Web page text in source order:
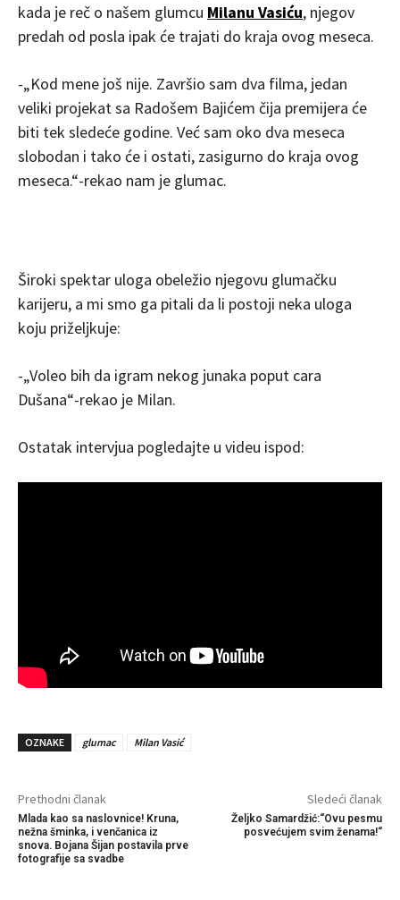
kada je reč o našem glumcu Milanu Vasiću, njegov
predah od posla ipak će trajati do kraja ovog meseca.
-„Kod mene još nije. Završio sam dva filma, jedan
veliki projekat sa Radošem Bajićem čija premijera će
biti tek sledeće godine. Već sam oko dva meseca
slobodan i tako će i ostati, zasigurno do kraja ovog
meseca.“-rekao nam je glumac.
Široki spektar uloga obeležio njegovu glumačku
karijeru, a mi smo ga pitali da li postoji neka uloga
koju priželjkuje:
-„Voleo bih da igram nekog junaka poput cara
Dušana“-rekao je Milan.
Ostatak intervjua pogledajte u videu ispod:
OZNAKE glumac Milan Vasić
Prethodni članak
Mlada kao sa naslovnice! Kruna,
nežna šminka, i venčanica iz
snova. Bojana Šijan postavila prve
fotografije sa svadbe
Sledeći članak
Željko Samardžić:“Ovu pesmu
posvećujem svim ženama!“